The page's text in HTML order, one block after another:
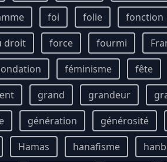
foi folie fonction
droit force fourmi
féminisme fête
grand grandeur
génération générosité
Hamas hanafisme